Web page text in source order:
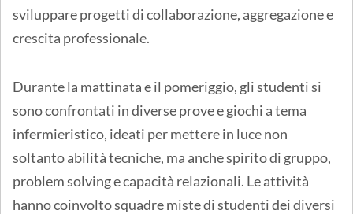
sviluppare progetti di collaborazione, aggregazione e
crescita professionale.
Durante la mattinata e il pomeriggio, gli studenti si
sono confrontati in diverse prove e giochi a tema
infermieristico, ideati per mettere in luce non
soltanto abilità tecniche, ma anche spirito di gruppo,
problem solving e capacità relazionali. Le attività
hanno coinvolto squadre miste di studenti dei diversi